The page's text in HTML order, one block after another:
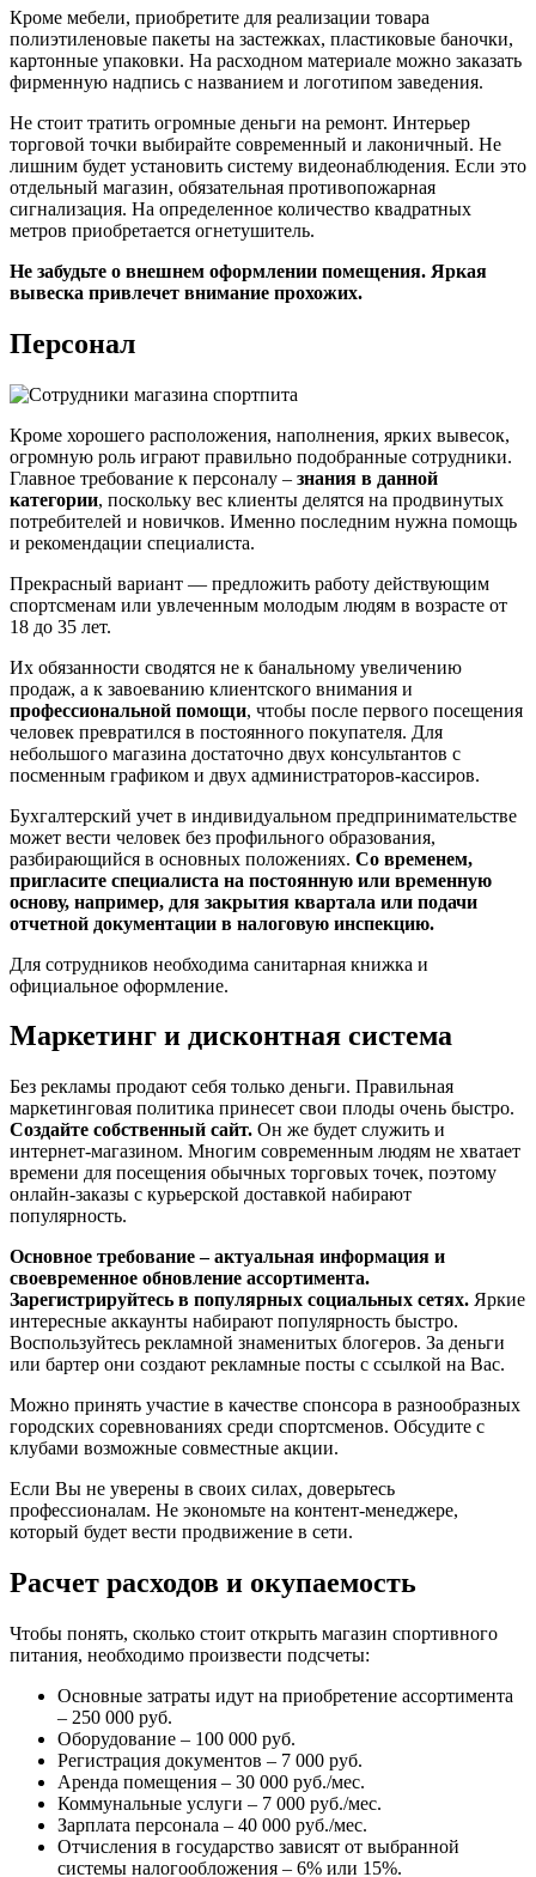
Кроме мебели, приобретите для реализации товара
полиэтиленовые пакеты на застежках, пластиковые баночки,
картонные упаковки. На расходном материале можно заказать
фирменную надпись с названием и логотипом заведения.
Не стоит тратить огромные деньги на ремонт. Интерьер
торговой точки выбирайте современный и лаконичный. Не
лишним будет установить систему видеонаблюдения. Если это
отдельный магазин, обязательная противопожарная
сигнализация. На определенное количество квадратных
метров приобретается огнетушитель.
Не забудьте о внешнем оформлении помещения. Яркая
вывеска привлечет внимание прохожих.
Персонал
Кроме хорошего расположения, наполнения, ярких вывесок,
огромную роль играют правильно подобранные сотрудники.
Главное требование к персоналу – знания в данной
категории, поскольку вес клиенты делятся на продвинутых
потребителей и новичков. Именно последним нужна помощь
и рекомендации специалиста.
Прекрасный вариант — предложить работу действующим
спортсменам или увлеченным молодым людям в возрасте от
18 до 35 лет.
Их обязанности сводятся не к банальному увеличению
продаж, а к завоеванию клиентского внимания и
профессиональной помощи, чтобы после первого посещения
человек превратился в постоянного покупателя. Для
небольшого магазина достаточно двух консультантов с
посменным графиком и двух администраторов-кассиров.
Бухгалтерский учет в индивидуальном предпринимательстве
может вести человек без профильного образования,
разбирающийся в основных положениях. Со временем,
пригласите специалиста на постоянную или временную
основу, например, для закрытия квартала или подачи
отчетной документации в налоговую инспекцию.
Для сотрудников необходима санитарная книжка и
официальное оформление.
Маркетинг и дисконтная система
Без рекламы продают себя только деньги. Правильная
маркетинговая политика принесет свои плоды очень быстро.
Создайте собственный сайт. Он же будет служить и
интернет-магазином. Многим современным людям не хватает
времени для посещения обычных торговых точек, поэтому
онлайн-заказы с курьерской доставкой набирают
популярность.
Основное требование – актуальная информация и
своевременное обновление ассортимента.
Зарегистрируйтесь в популярных социальных сетях. Яркие
интересные аккаунты набирают популярность быстро.
Воспользуйтесь рекламной знаменитых блогеров. За деньги
или бартер они создают рекламные посты с ссылкой на Вас.
Можно принять участие в качестве спонсора в разнообразных
городских соревнованиях среди спортсменов. Обсудите с
клубами возможные совместные акции.
Если Вы не уверены в своих силах, доверьтесь
профессионалам. Не экономьте на контент-менеджере,
который будет вести продвижение в сети.
Расчет расходов и окупаемость
Чтобы понять, сколько стоит открыть магазин спортивного
питания, необходимо произвести подсчеты:
Основные затраты идут на приобретение ассортимента
– 250 000 руб.
Оборудование – 100 000 руб.
Регистрация документов – 7 000 руб.
Аренда помещения – 30 000 руб./мес.
Коммунальные услуги – 7 000 руб./мес.
Зарплата персонала – 40 000 руб./мес.
Отчисления в государство зависят от выбранной
системы налогообложения – 6% или 15%.